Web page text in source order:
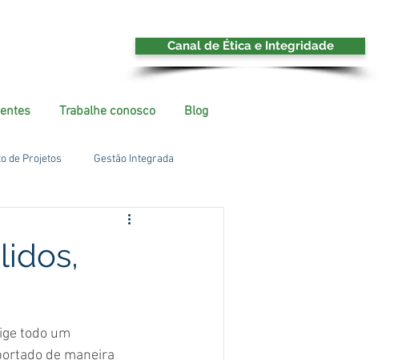
Canal de Ética e Integridade
Trabalhe conosco Blog
de Projetos Gestão Integrada
todo um
de maneira